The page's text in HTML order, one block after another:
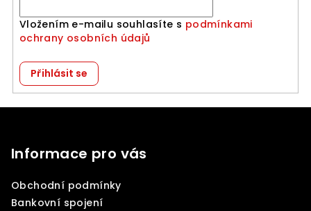
Vložením e-mailu souhlasíte s podmínkami
ochrany osobních údajů
Přihlásit se
Informace pro vás
Obchodní podmínky
Bankovní spojení